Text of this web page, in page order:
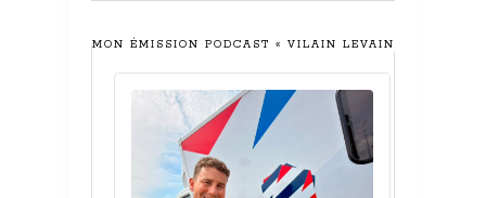
MON ÉMISSION PODCAST « VILAIN LEVAIN »